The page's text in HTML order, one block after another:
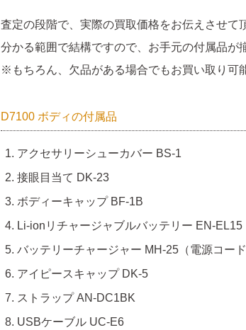
査定の段階で、実際の買取価格をお伝えさせて
分かる範囲で結構ですので、お手元の付属品が
※もちろん、欠品がある場合でもお買い取り可
D7100 ボディの付属品
アクセサリーシューカバー BS-1
接眼目当て DK-23
ボディーキャップ BF-1B
Li-ionリチャージャブルバッテリー EN-EL15
バッテリーチャージャー MH-25（電源コー
アイピースキャップ DK-5
ストラップ AN-DC1BK
USBケーブル UC-E6